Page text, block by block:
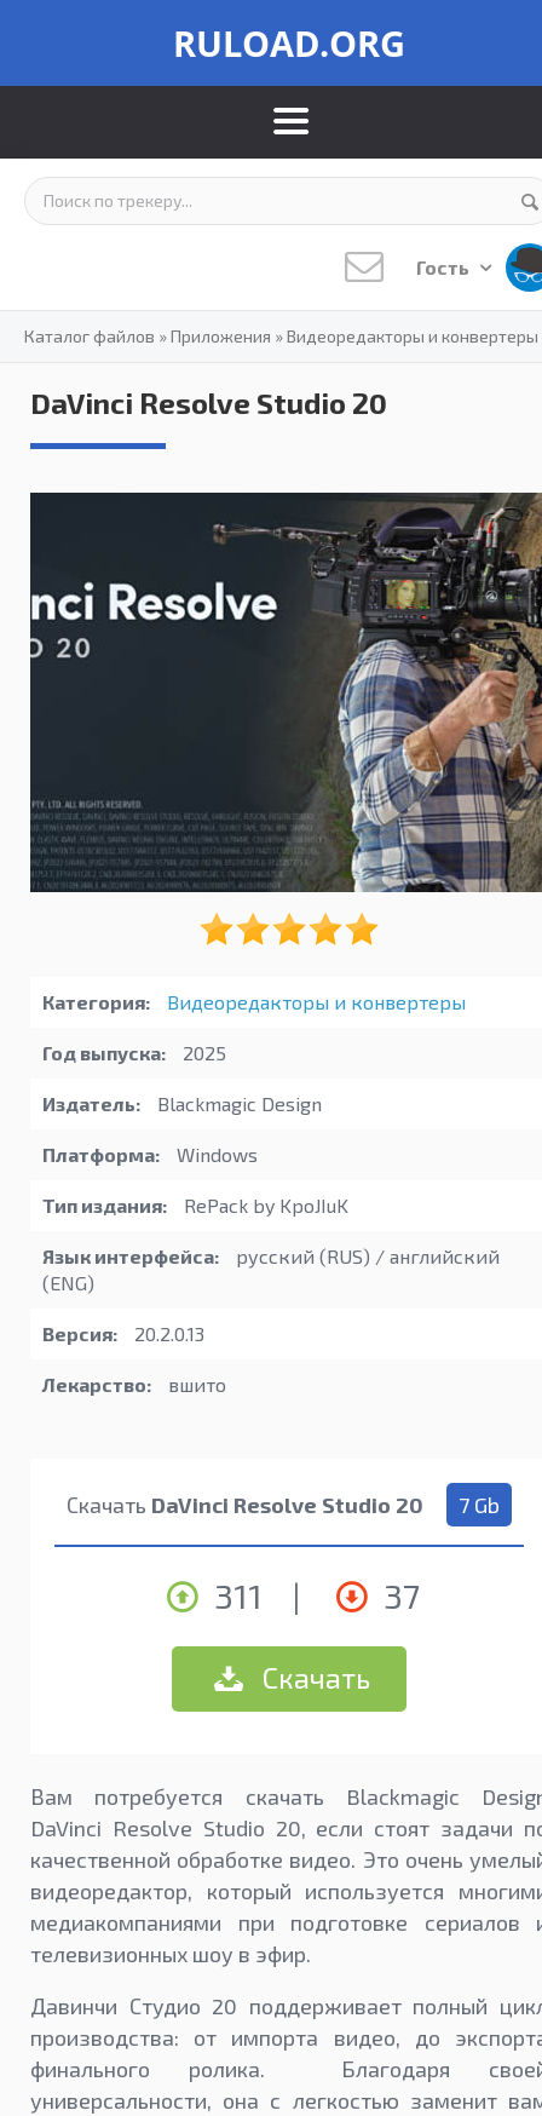
RULOAD.ORG
Гость
Каталог файлов »Приложения »Видеоредакторы и конвертеры
DaVinci Resolve Studio 20
Категория: Видеоредакторы и конвертеры
Год выпуска: 2025
Издатель: Blackmagic Design
Платформа: Windows
Тип издания: RePack by KpoJIuK
Язык интерфейса:
русский (RUS) / английский
(ENG)
Версия: 20.2.0.13
Лекарство: вшито
Скачать DaVinci Resolve Studio 20 7 Gb
311 | 37
Скачать
Вам потребуется скачать Blackmagic
DaVinci Resolve Studio 20, если стоят задачи
качественной обработке видео. Это очень
видеоредактор, который используется
медиакомпаниями при подготовке сериалов
телевизионных шоу в эфир.
Давинчи Студио 20 поддерживает полный
производства: от импорта видео, до
финального ролика. Благодаря
универсальности, она с легкостью заменит